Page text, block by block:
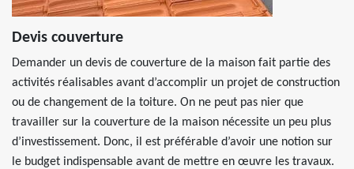
Devis couverture
Demander un devis de couverture de la maison fait partie des
activités réalisables avant d’accomplir un projet de construction
ou de changement de la toiture. On ne peut pas nier que
travailler sur la couverture de la maison nécessite un peu plus
d’investissement. Donc, il est préférable d’avoir une notion sur
le budget indispensable avant de mettre en œuvre les travaux.